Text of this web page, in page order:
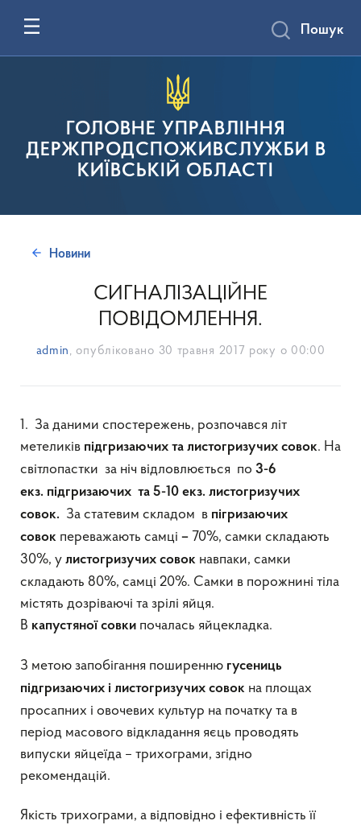
ГОЛОВНЕ УПРАВЛІННЯ
ДЕРЖПРОДСПОЖИВСЛУЖБИ В
КИЇВСЬКІЙ ОБЛАСТІ
Пошук
Новини
СИГНАЛІЗАЦІЙНЕ
ПОВІДОМЛЕННЯ.
admin , опубліковано 30 травня 2017 року о 00:00
1. За даними спостережень, розпочався літ
метеликів підгризаючих та листогризучих совок. На
світлопастки за ніч відловлюється по 3-6
екз. підгризаючих та 5-10 екз. листогризучих
совок. За статевим складом в пігризаючих
совок переважають самці – 70%, самки складають
30%, у листогризучих совок навпаки, самки
складають 80%, самці 20%. Самки в порожнині тіла
містять дозріваючі та зрілі яйця.
В капустяної совки почалась яйцекладка.
З метою запобігання поширенню гусениць
підгризаючих і листогризучих совок на площах
просапних і овочевих культур на початку та в
період масового відкладання яєць проводять
випуски яйцеїда – трихограми, згідно
рекомендацій.
Якість трихограми, а відповідно і ефективність її